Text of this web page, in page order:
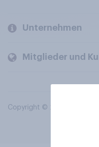
Unternehmen
Mitglieder und
Copyright © 2026 YouGov